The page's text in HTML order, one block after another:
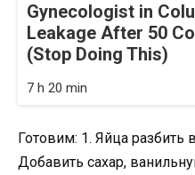
Gynecologist in
Leakage After 50
(Stop Doing This)
7 h 20 min
Готовим: 1. Яйца разбить
Добавить сахар,